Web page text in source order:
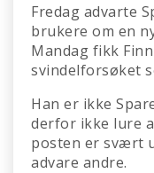
Fredag advarte
brukere om en
Mandag fikk
svindelforsøket
Han er ikke
derfor ikke lure
posten er svært
advare andre.